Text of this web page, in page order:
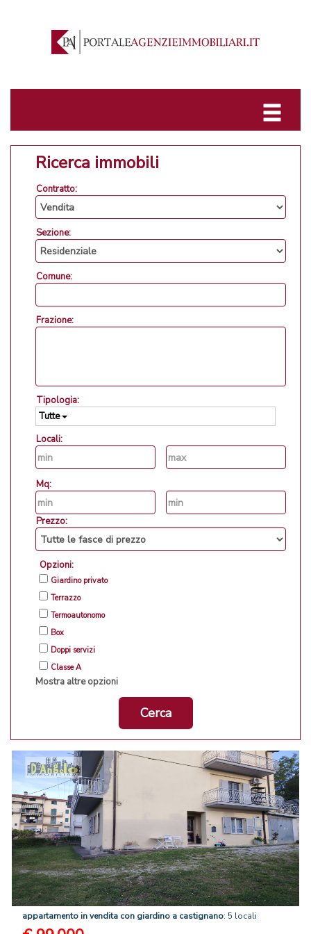
Ricerca immobili
Contratto:
Sezione:
Comune:
Frazione:
Tipologia:
Tutte
Locali:
Mq:
Prezzo:
Opzioni:
Giardino privato
Terrazzo
Termoautonomo
Box
Doppi servizi
Classe A
Mostra altre opzioni
Cerca
appartamento invendita con giardino a castignano: 5 locali